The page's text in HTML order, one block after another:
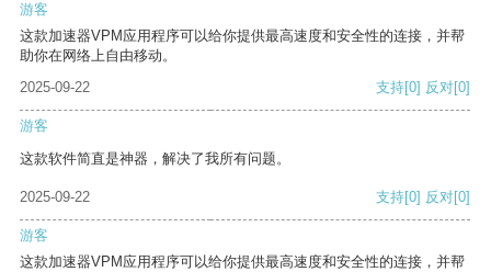
游客
这款加速器VPM应用程序可以给你提供最高速度和安全性的连接，并帮
助你在网络上自由移动。
2025-09-22
支持[0] 反对[0]
游客
这款软件简直是神器，解决了我所有问题。
2025-09-22 支持[0] 反对[0]
游客
这款加速器VPM应用程序可以给你提供最高速度和安全性的连接，并帮